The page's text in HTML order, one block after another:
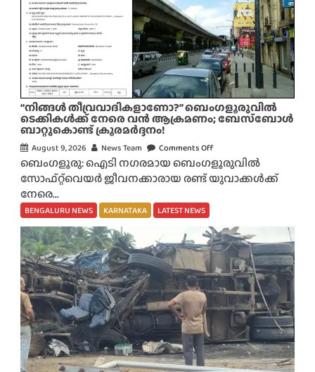
“നിങ്ങൾ തീവ്രവാദികളാണോ?” ബെംഗളൂരുവിൽ
ടെക്കികൾക്ക് നേരെ വൻ ആക്രമണം; ബേസ്ബോൾ
ബാറ്റുകൊണ്ട് ക്രൂരമർദ്ദനം!
August 9, 2026 News Team Comments Off
n
“
തീ
വ്ര
വാ
ദി
ണോ
?
”
ബെംഗളൂരു: ഐടി നഗരമായ ബെംഗളൂരുവിൽ
സോഫ്റ്റ്‌വെയർ ജീവനക്കാരായ രണ്ട് യുവാക്കൾക്ക്
നേരെ...
BENGALURU NEWS KARNATAKA LATEST NEWS